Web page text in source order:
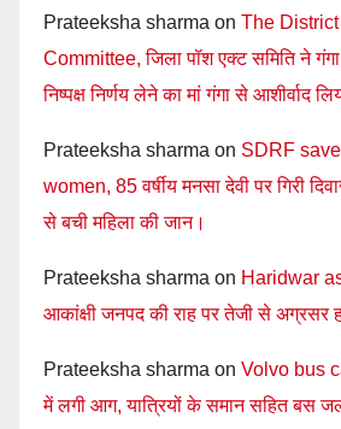
Prateeksha sharma on The
Committee, जिला पॉश एक्ट समिति ने
निष्पक्ष निर्णय लेने का मां गंगा से आशीर्वाद
Prateeksha sharma on SDRF
women, 85 वर्षीय मनसा देवी पर गिरी
से बची महिला की जान।
Prateeksha sharma on Haridwar
आकांक्षी जनपद की राह पर तेजी से अग्रसर
Prateeksha sharma on Volvo bus
में लगी आग, यात्रियों के समान सहित बस